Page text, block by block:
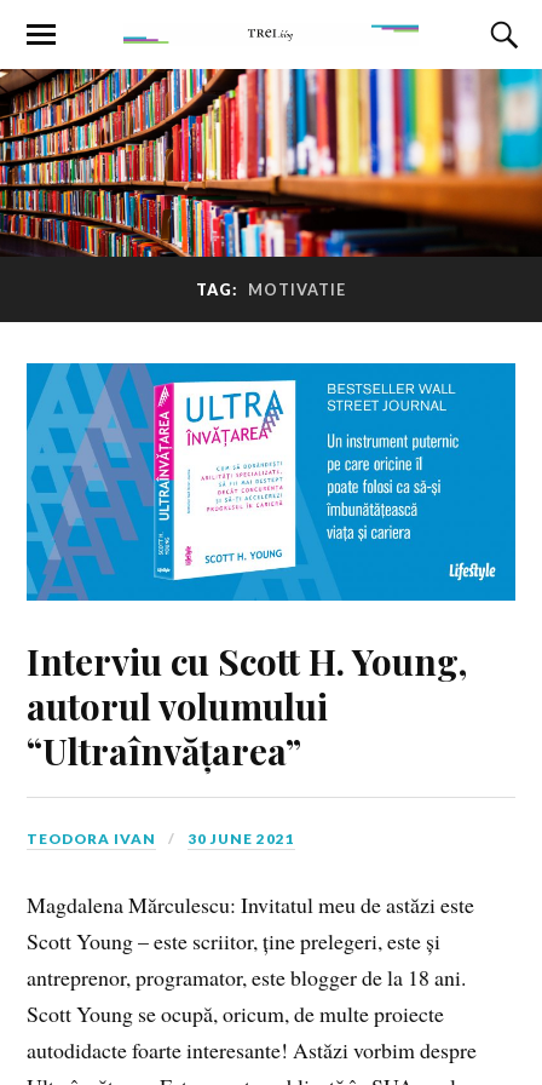
TAG: MOTIVATIE
Interviu cu Scott H. Young,
autorul volumului
“Ultraînvățarea”
TEODORA IVAN 30 JUNE 2021
Magdalena Mărculescu: Invitatul meu de astăzi este
Scott Young – este scriitor, ține prelegeri, este și
antreprenor, programator, este blogger de la 18 ani.
Scott Young se ocupă, oricum, de multe proiecte
autodidacte foarte interesante! Astăzi vorbim despre